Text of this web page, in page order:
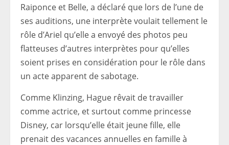
Raiponce et Belle, a déclaré que lors de l’une de
ses auditions, une interprète voulait tellement le
rôle d’Ariel qu’elle a envoyé des photos peu
flatteuses d’autres interprètes pour qu’elles
soient prises en considération pour le rôle dans
un acte apparent de sabotage.
Comme Klinzing, Hague rêvait de travailler
comme actrice, et surtout comme princesse
Disney, car lorsqu’elle était jeune fille, elle
prenait des vacances annuelles en famille à